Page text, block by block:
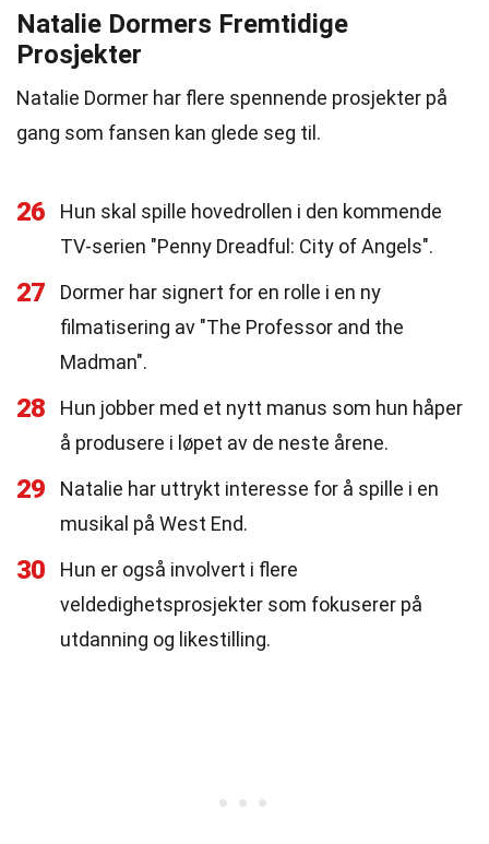
Natalie Dormers Fremtidige
Prosjekter
Natalie Dormer har flere spennende prosjekter på
gang som fansen kan glede seg til.
26
Hun skal spille hovedrollen i den kommende
TV-serien "Penny Dreadful: City of Angels".
27
Dormer har signert for en rolle i en ny
filmatisering av "The Professor and the
Madman".
28
Hun jobber med et nytt manus som hun håper
å produsere i løpet av de neste årene.
29
Natalie har uttrykt interesse for å spille i en
musikal på West End.
30
Hun er også involvert i flere
veldedighetsprosjekter som fokuserer på
utdanning og likestilling.